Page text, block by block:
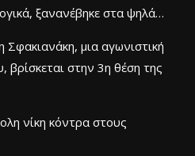
ξανανέβηκε στα ψηλά…
μια αγωνιστική
βρίσκεται στην 3η θέση της
νίκη κόντρα στους